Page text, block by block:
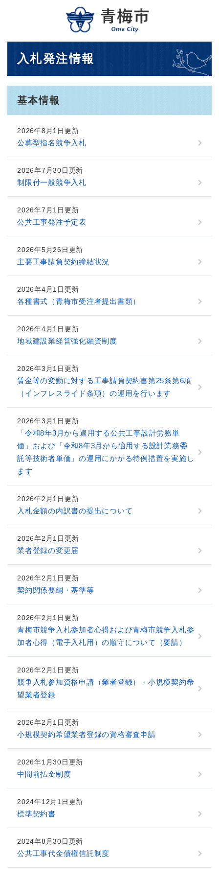
メニューを飛ばして本文へ
入札発注情報
基本情報
2026年8月1日更新
公募型指名競争入札
2026年7月30日更新
制限付一般競争入札
2026年7月1日更新
公共工事発注予定表
2026年5月26日更新
主要工事請負契約締結状況
2026年4月1日更新
各種書式（青梅市受注者提出書類）
2026年4月1日更新
地域建設業経営強化融資制度
2026年3月1日更新
賃金等の変動に対する工事請負契約書第25条第6項
（インフレスライド条項）の運用を行います
2026年3月1日更新
「令和8年3月から適用する公共工事設計労務単
価」および「令和8年3月から適用する設計業務委
託等技術者単価」の運用にかかる特例措置を実施し
ます
2026年2月1日更新
入札金額の内訳書の提出について
2026年2月1日更新
業者登録の変更届
2026年2月1日更新
契約関係要綱・基準等
2026年2月1日更新
青梅市競争入札参加者心得および青梅市競争入札参
加者心得（電子入札用）の順守について（要請）
2026年2月1日更新
競争入札参加資格申請（業者登録）・小規模契約希
望業者登録
2026年2月1日更新
小規模契約希望業者登録の資格審査申請
2026年1月30日更新
中間前払金制度
2024年12月1日更新
標準契約書
2024年8月30日更新
公共工事代金債権信託制度